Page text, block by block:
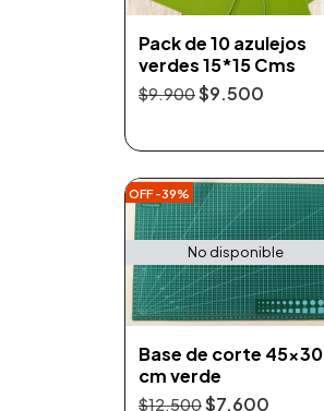
Pack de 10 azulejos
verdes 15*15 Cms
$9.900$9.500
OFF -39%
No disponible
Base de corte 45x30
cm verde
$12.500$7.600